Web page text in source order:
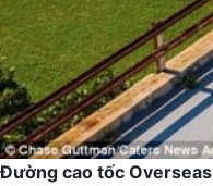
Đường cao tốc Overseas